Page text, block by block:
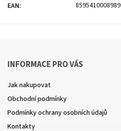
EAN: 8595410008989
INFORMACE PRO VÁS
Jak nakupovat
Obchodní podmínky
Podmínky ochrany osobních údajů
Kontakty